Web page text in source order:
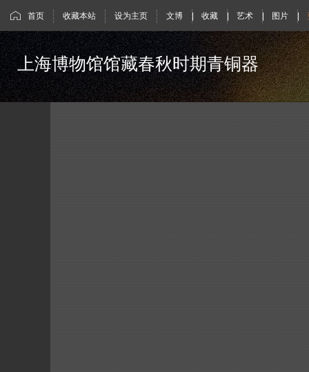
首页 收藏本站 设为主页 文博 | 收藏 | 艺术 | 图片 |
上海博物馆馆藏春秋时期青铜器